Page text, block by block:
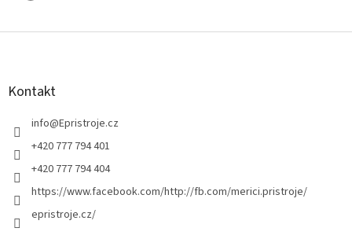
Z
Kontakt
info@Epristroje.cz
+420 777 794 401
+420 777 794 404
https://www.facebook.com/http://fb.com/merici.pristroje/
epristroje.cz/